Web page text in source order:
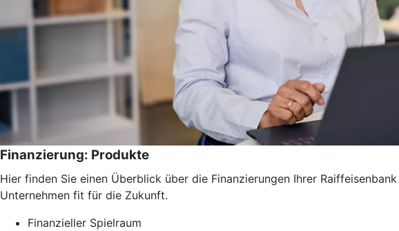
Finanzierung: Produkte
Hier finden Sie einen Überblick über die Finanzierungen Ihrer
Unternehmen fit für die Zukunft.
Finanzieller Spielraum